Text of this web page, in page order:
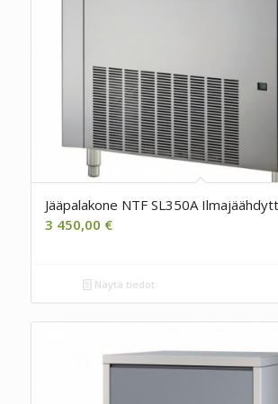
Jääpalakone NTF SL350A
3 450,00 €
Näytä tiedot